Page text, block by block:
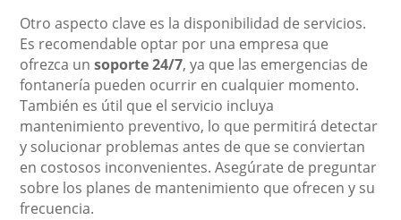
Otro aspecto clave es la disponibilidad de servicios.
Es recomendable optar por una empresa que
ofrezca unsoporte 24/7, ya que las emergencias de
fontanería pueden ocurrir en cualquier momento.
También es útil que el servicio incluya
mantenimiento preventivo, lo que permitirá detectar
y solucionar problemas antes de que se conviertan
en costosos inconvenientes. Asegúrate de preguntar
sobre los planes de mantenimiento que ofrecen y su
frecuencia.